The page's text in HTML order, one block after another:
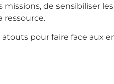
de sensibiliser
ressource.
pour faire face aux